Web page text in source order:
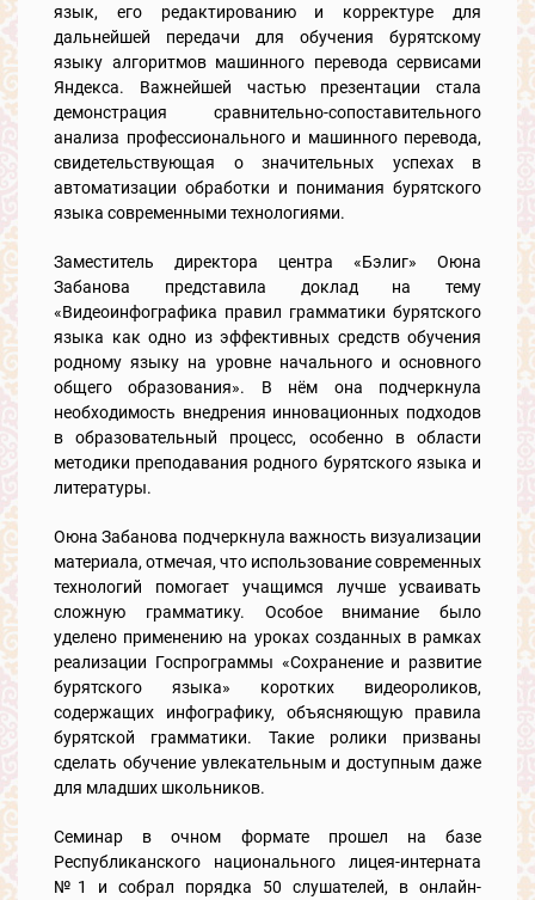
язык, его редактированию и корректуре для
дальнейшей передачи для обучения бурятскому
языку алгоритмов машинного перевода сервисами
Яндекса. Важнейшей частью презентации стала
демонстрация сравнительно-сопоставительного
анализа профессионального и машинного перевода,
свидетельствующая о значительных успехах в
автоматизации обработки и понимания бурятского
языка современными технологиями.
Заместитель директора центра «Бэлиг» Оюна
Забанова представила доклад на тему
«Видеоинфографика правил грамматики бурятского
языка как одно из эффективных средств обучения
родному языку на уровне начального и основного
общего образования». В нём она подчеркнула
необходимость внедрения инновационных подходов
в образовательный процесс, особенно в области
методики преподавания родного бурятского языка и
литературы.
Оюна Забанова подчеркнула важность визуализации
материала, отмечая, что использование современных
технологий помогает учащимся лучше усваивать
сложную грамматику. Особое внимание было
уделено применению на уроках созданных в рамках
реализации Госпрограммы «Сохранение и развитие
бурятского языка» коротких видеороликов,
содержащих инфографику, объясняющую правила
бурятской грамматики. Такие ролики призваны
сделать обучение увлекательным и доступным даже
для младших школьников.
Семинар в очном формате прошел на базе
Республиканского национального лицея-интерната
№1 и собрал порядка 50 слушателей, в онлайн-